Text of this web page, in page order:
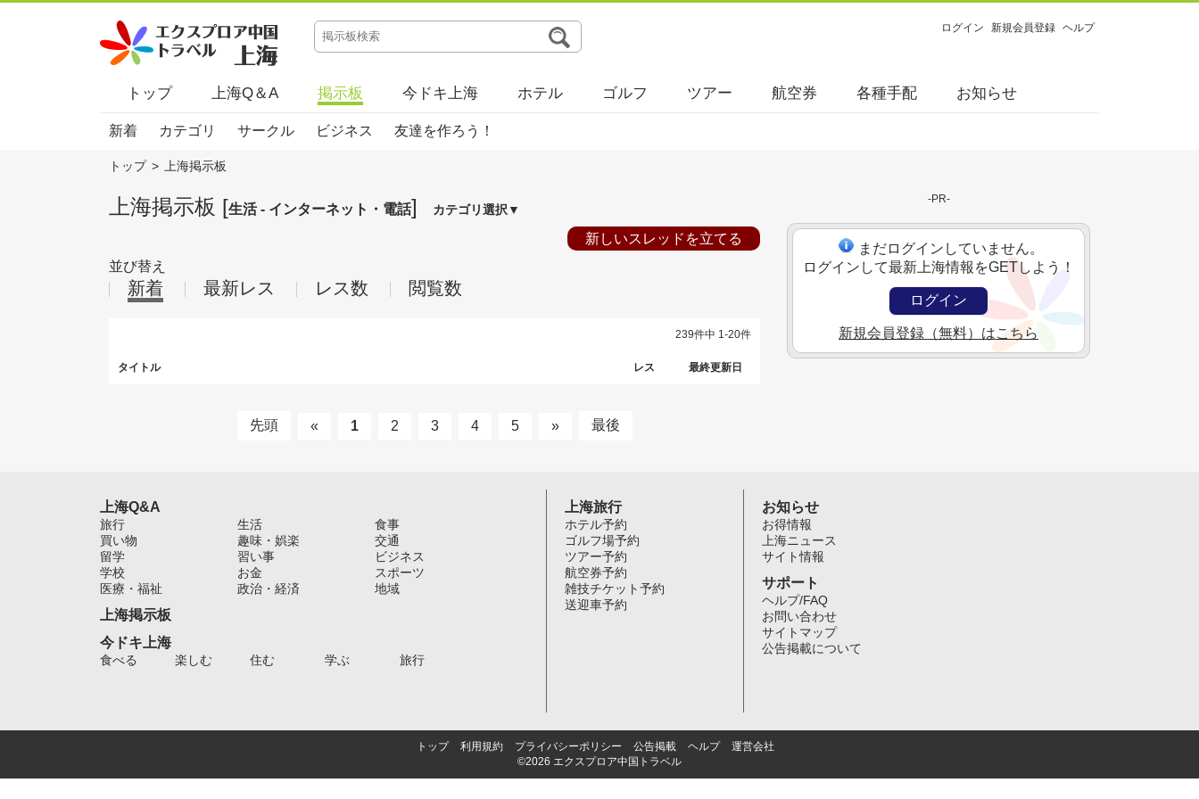
ログイン 新規会員登録 ヘルプ
トップ 上海Q＆A 掲示板 今ドキ上海 ホテル ゴルフ ツアー 航空券 各種手配 お知らせ
新着 カテゴリ サークル ビジネス 友達を作ろう！
トップ > 上海掲示板
上海掲示板 [生活 - インターネット・電話] カテゴリ選択▼
新しいスレッドを立てる
並び替え
新着 最新レス レス数 閲覧数
239件中 1-20件
タイトル レス 最終更新日
先頭 « 1 2 3 4 5 » 最後
-PR-
まだログインしていません。
ログインして最新上海情報をGETしよう！
ログイン
新規会員登録（無料）はこちら
上海Q&A
旅行 生活
食事
買い物
趣味・娯楽
交通
留学
習い事
ビジネス
学校
お金
スポーツ
医療・福祉
政治・経済 地域
上海掲示板
今ドキ上海
食べる 楽しむ 住む 学ぶ 旅行
上海旅行
ホテル予約
ゴルフ場予約
ツアー予約
航空券予約
雑技チケット予約
送迎車予約
お知らせ
お得情報
上海ニュース
サイト情報
サポート
ヘルプ/FAQ
お問い合わせ
サイトマップ
公告掲載について
トップ 利用規約 プライバシーポリシー 公告掲載 ヘルプ
運営会社
©2026 エクスプロア中国トラベル